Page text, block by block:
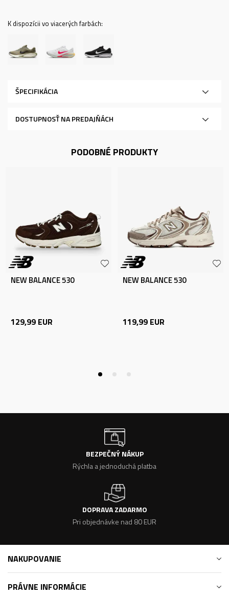
K dispozícii vo viacerých farbách:
ŠPECIFIKÁCIA
DOSTUPNOSŤ NA PREDAJŇÁCH
PODOBNÉ PRODUKTY
NEW BALANCE 530
129,99 EUR
NEW BALANCE 530
119,99 EUR
BEZPEČNÝ NÁKUP
Rýchla a jednoduchá platba
DOPRAVA ZADARMO
Pri objednávke nad 80 EUR
NAKUPOVANIE
PRÁVNE INFORMÁCIE